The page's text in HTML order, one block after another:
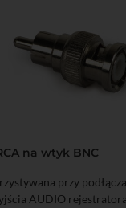
na wtyk BNC
przy
AUDIO